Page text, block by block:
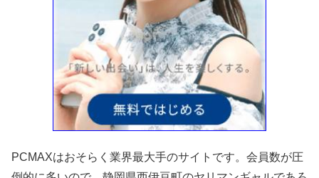
PCMAXはおそらく業界最大手のサイトです。会員数が圧